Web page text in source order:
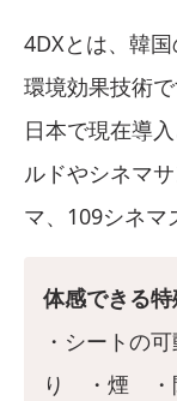
4DXとは、韓
環境効果技術で
日本で現在導
ルドやシネマ
マ、109シネマ
体感できる
・シート
り ・煙